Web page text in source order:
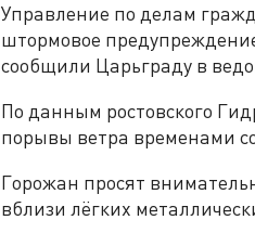
Управление по делам
штормовое
сообщили Царьграду в
По данным ростовского
порывы ветра временами
Горожан просят
вблизи лёгких